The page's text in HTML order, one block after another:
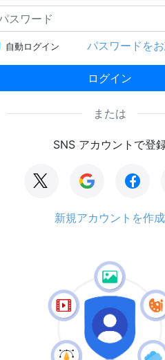
自動ログイン パスワードを
ログイン
または
SNS アカウントで登
新規アカウントを作成